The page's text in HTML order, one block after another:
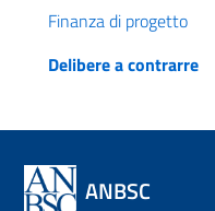
Finanza di progetto
Delibere a contrarre
ANBSC